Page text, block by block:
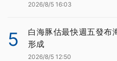
2026/8/5 16:03
5
白海豚估最快週五發布
形成
2026/8/5 12:50